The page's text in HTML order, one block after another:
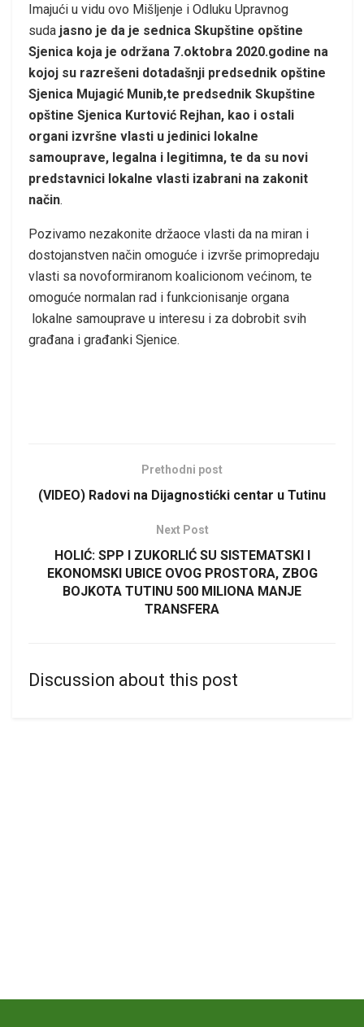
Imajući u vidu ovo Mišljenje i Odluku Upravnog
suda jasno je da je sednica Skupštine opštine
Sjenica koja je održana 7.oktobra 2020.godine na
kojoj su razrešeni dotadašnji predsednik opštine
Sjenica Mujagić Munib,te predsednik Skupštine
opštine Sjenica Kurtović Rejhan, kao i ostali
organi izvršne vlasti u jedinici lokalne
samouprave, legalna i legitimna, te da su novi
predstavnici lokalne vlasti izabrani na zakonit
način.
Pozivamo nezakonite držaoce vlasti da na miran i
dostojanstven način omoguće i izvrše primopredaju
vlasti sa novoformiranom koalicionom većinom, te
omoguće normalan rad i funkcionisanje organa
lokalne samouprave u interesu i za dobrobit svih
građana i građanki Sjenice.
Prethodni post
(VIDEO) Radovi na Dijagnostićki centar u Tutinu
Next Post
HOLIĆ: SPP I ZUKORLIĆ SU SISTEMATSKI I
EKONOMSKI UBICE OVOG PROSTORA, ZBOG
BOJKOTA TUTINU 500 MILIONA MANJE
TRANSFERA
Discussion about this post